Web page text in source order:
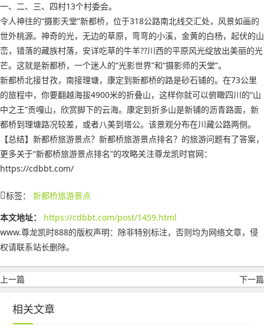
一、二、三、四村13个村委会。
令人神往的“摄影天堂”新都桥，位于318公路南北线交汇处，风景如画的
世外桃源。神奇的光，无边的草原，弯弯的小溪，金黄的白杨，起伏的山
峦，错落的藏族村落，安详吃草的牛羊??川西的平原风光绽放出美丽的光
芒。这就是新都桥，一个迷人的“光影世界”和“摄影师的天堂”。
新都桥北接甘孜，南接理塘，康定到新都桥的路是砂石铺的。在73公里
的旅程中，你要翻越海拔4900米的折叠山，这样你就可以俯瞰四川的“山
中之王”贡嘎山，欣赏脚下的云海。康定到折多山是新铺的沥青路面，新
都桥到理塘路况较差，或者八美到塔公。该景观分布在川藏公路两侧。
【总结】新都桥旅游景点？新都桥旅游景点排名？的旅游问题有了答案，
更多关于“新都桥旅游景点排名”的攻略关注尊龙凯时官网：
https://cdbbt.com/
标签： 新都桥旅游景点
本文地址：
https://cdbbt.com/post/1459.html
www.尊龙凯时888的版权声明： 除非特别标注，否则均为网络文章，侵
权请联系站长删除。
上一篇 下一篇
相关文章